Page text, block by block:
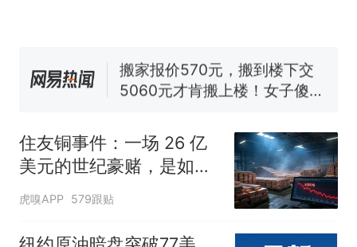
了……
空调24小时开着反而更省电？
电力部门回应
试前13名均遭淘汰？教育局：
已叫停招聘，成立调查组全面
核查
“不建议大家买深色蛋糕”上热
搜，网友：天塌了！
那个在床头放菜刀的女孩，
人生
住友铜事件：一场 26 亿
美元的世纪豪赌，是如何
崩盘的
虎嗅APP 579跟贴